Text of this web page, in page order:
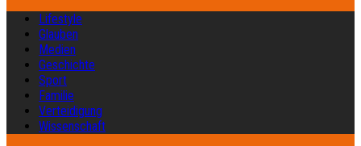
Lifestyle
Glauben
Medien
Geschichte
Sport
Familie
Verteidigung
Wissenschaft